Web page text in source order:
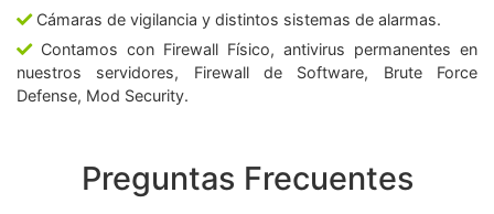
Cámaras de vigilancia y distintos sistemas de alarmas.
Contamos con Firewall Físico, antivirus permanentes en
nuestros servidores, Firewall de Software, Brute Force
Defense, Mod Security.
Preguntas Frecuentes